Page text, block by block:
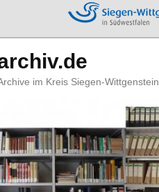
im Kreis Siegen-Wittgenstein